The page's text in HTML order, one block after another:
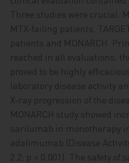
Three studies were crucial:
MTX‑failing patients,
patients and MONARCH.
reached in all evaluations;
proved to be highly
laboratory disease activity
X‑ray progression of the
MONARCH study showed
sarilumab in monotherapy
adalimumab (Disease
2.2; p < 0.001). The safety of